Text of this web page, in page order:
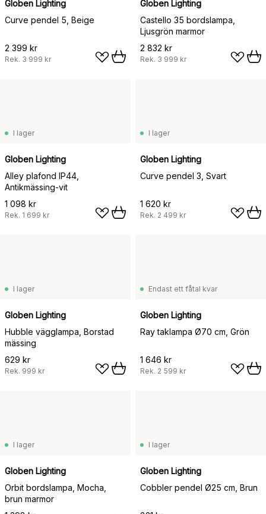
Globen Lighting
Curve pendel 5, Beige
2 399 kr
Rek. 3 999 kr
Globen Lighting
Castello 35 bordslampa,
Ljusgrön marmor
2 832 kr
Rek. 3 999 kr
I lager
Globen Lighting
Alley plafond IP44,
Antikmässing-vit
1 098 kr
Rek. 1 699 kr
I lager
Globen Lighting
Curve pendel 3, Svart
1 620 kr
Rek. 2 499 kr
I lager
Globen Lighting
Hubble vägglampa, Borstad
mässing
629 kr
Rek. 999 kr
Endast ett fåtal kvar
Globen Lighting
Ray taklampa Ø70 cm, Grön
1 646 kr
Rek. 2 599 kr
I lager
Globen Lighting
Orbit bordslampa, Mocha,
brun marmor
I lager
Globen Lighting
Cobbler pendel Ø25 cm, Brun